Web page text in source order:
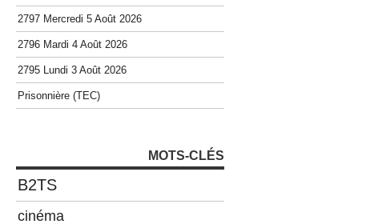
2797 Mercredi 5 Août 2026
2796 Mardi 4 Août 2026
2795 Lundi 3 Août 2026
Prisonnière (TEC)
MOTS-CLÉS
B2TS
cinéma